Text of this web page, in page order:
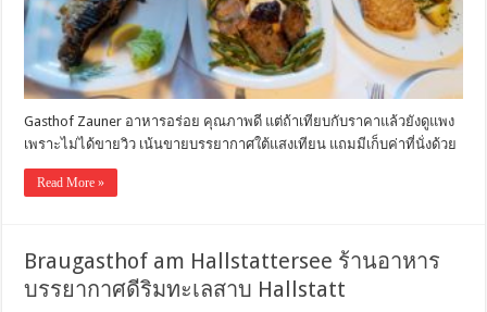
Gasthof Zauner อาหารอร่อย คุณภาพดี แต่ถ้าเทียบกับราคาแล้วยังดูแพง
เพราะไม่ได้ขายวิว เน้นขายบรรยากาศใต้แสงเทียน แถมมีเก็บค่าที่นั่งด้วย
Read More »
Braugasthof am Hallstattersee ร้านอาหาร
บรรยากาศดีริมทะเลสาบ Hallstatt